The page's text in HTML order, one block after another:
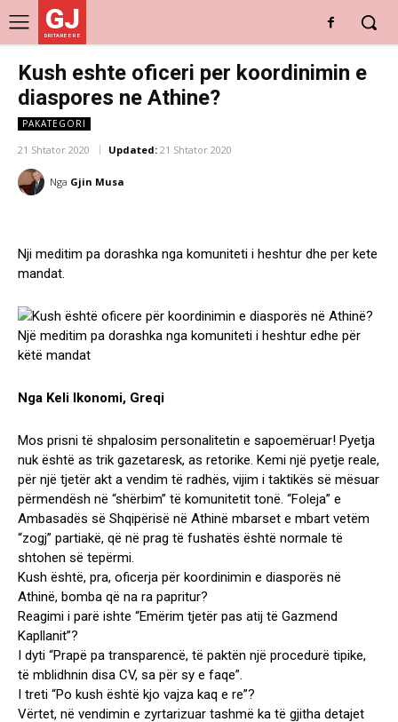
GJ
DRITARE E RE
Kush eshte oficeri per koordinimin e
diaspores ne Athine?
PAKATEGORI
21 Shtator 2020 Updated: 21 Shtator 2020
Nga Gjin Musa
Nji meditim pa dorashka nga komuniteti i heshtur dhe per kete
mandat.
Nga Keli Ikonomi, Greqi
Mos prisni të shpalosim personalitetin e sapoemëruar! Pyetja
nuk është as trik gazetaresk, as retorike. Kemi një pyetje reale,
për një tjetër akt a vendim të radhës, vijim i taktikës së mësuar
përmendësh në “shërbim” të komunitetit tonë. “Foleja” e
Ambasadës së Shqipërisë në Athinë mbarset e mbart vetëm
“zogj” partiakë, që në prag të fushatës është normale të
shtohen së tepërmi.
Kush është, pra, oficerja për koordinimin e diasporës në
Athinë, bomba që na ra papritur?
Reagimi i parë ishte “Emërim tjetër pas atij të Gazmend
Kapllanit”?
I dyti “Prapë pa transparencë, të paktën një procedurë tipike,
të mblidhnin disa CV, sa për sy e faqe”.
I treti “Po kush është kjo vajza kaq e re”?
Vërtet, në vendimin e zyrtarizuar tashmë ka të gjitha detajet